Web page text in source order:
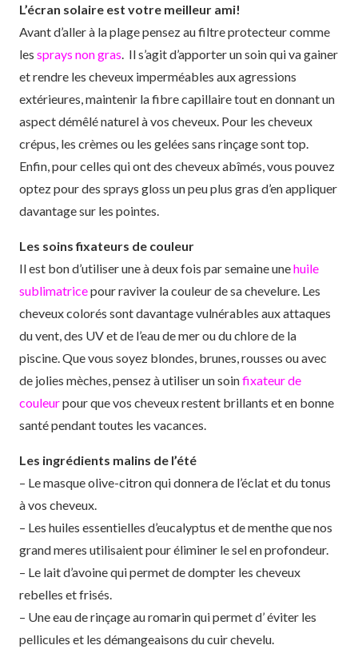
L’écran solaire est votre meilleur ami!
Avant d’aller à la plage pensez au filtre protecteur comme
les sprays non gras. Il s’agit d’apporter un soin qui va gainer
et rendre les cheveux imperméables aux agressions
extérieures, maintenir la fibre capillaire tout en donnant un
aspect démêlé naturel à vos cheveux. Pour les cheveux
crépus, les crèmes ou les gelées sans rinçage sont top.
Enfin, pour celles qui ont des cheveux abîmés, vous pouvez
optez pour des sprays gloss un peu plus gras d’en appliquer
davantage sur les pointes.
Les soins fixateurs de couleur
Il est bon d’utiliser une à deux fois par semaine unehuile
sublimatricepour raviver la couleur de sa chevelure. Les
cheveux colorés sont davantage vulnérables aux attaques
du vent, des UV et de l’eau de mer ou du chlore de la
piscine. Que vous soyez blondes, brunes, rousses ou avec
de jolies mèches, pensez à utiliser un soinfixateur de
couleurpour que vos cheveux restent brillants et en bonne
santé pendant toutes les vacances.
Les ingrédients malins de l’été
– Le masque olive-citron qui donnera de l’éclat et du tonus
à vos cheveux.
– Les huiles essentielles d’eucalyptus et de menthe que nos
grand meres utilisaient pour éliminer le sel en profondeur.
– Le lait d’avoine qui permet de dompter les cheveux
rebelles et frisés.
– Une eau de rinçage au romarin qui permet d’ éviter les
pellicules et les démangeaisons du cuir chevelu.